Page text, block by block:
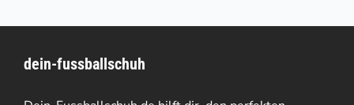
gewählt
werden
auf.
Die
dein-fussballschuh